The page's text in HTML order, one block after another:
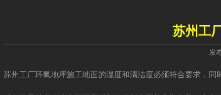
苏州工
发
苏州工厂环氧地坪施工地面的湿度和清洁度必须符合要求，